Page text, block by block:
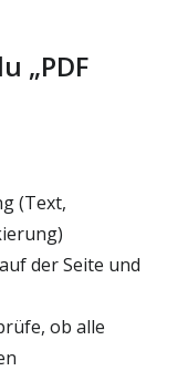
„PDF
(Text,
der Seite und
ob alle